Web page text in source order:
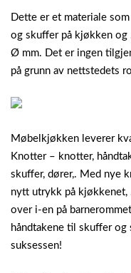
Dette er et materiale
og skuffer på kjøkken og
Ø mm. Det er ingen
på grunn av nettstedets
Møbelkjøkken leverer
Knotter – knotter,
skuffer, dører,. Med nye
nytt utrykk på kjøkkenet,
over i-en på
håndtakene til skuffer og
suksessen!